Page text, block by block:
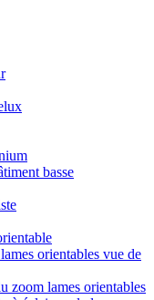
basse
orientables vue de
zoom lames orientables